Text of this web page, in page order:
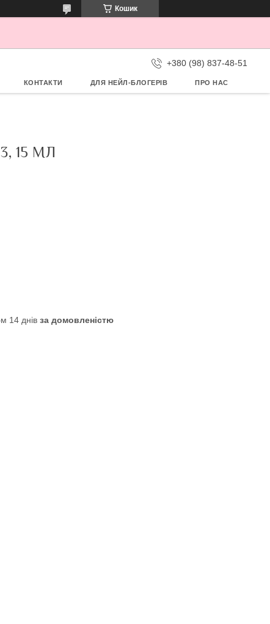
Кошик
+380 (98) 837-48-51
КОНТАКТИ ДЛЯ НЕЙЛ-БЛОГЕРІВ ПРО НАС
15 МЛ
14 днів за домовленістю